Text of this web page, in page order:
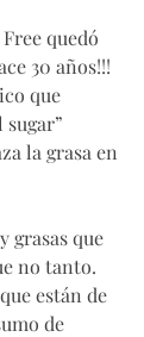
quedó
30 años!!!
que
la grasa en
grasas que
no tanto.
están de
de